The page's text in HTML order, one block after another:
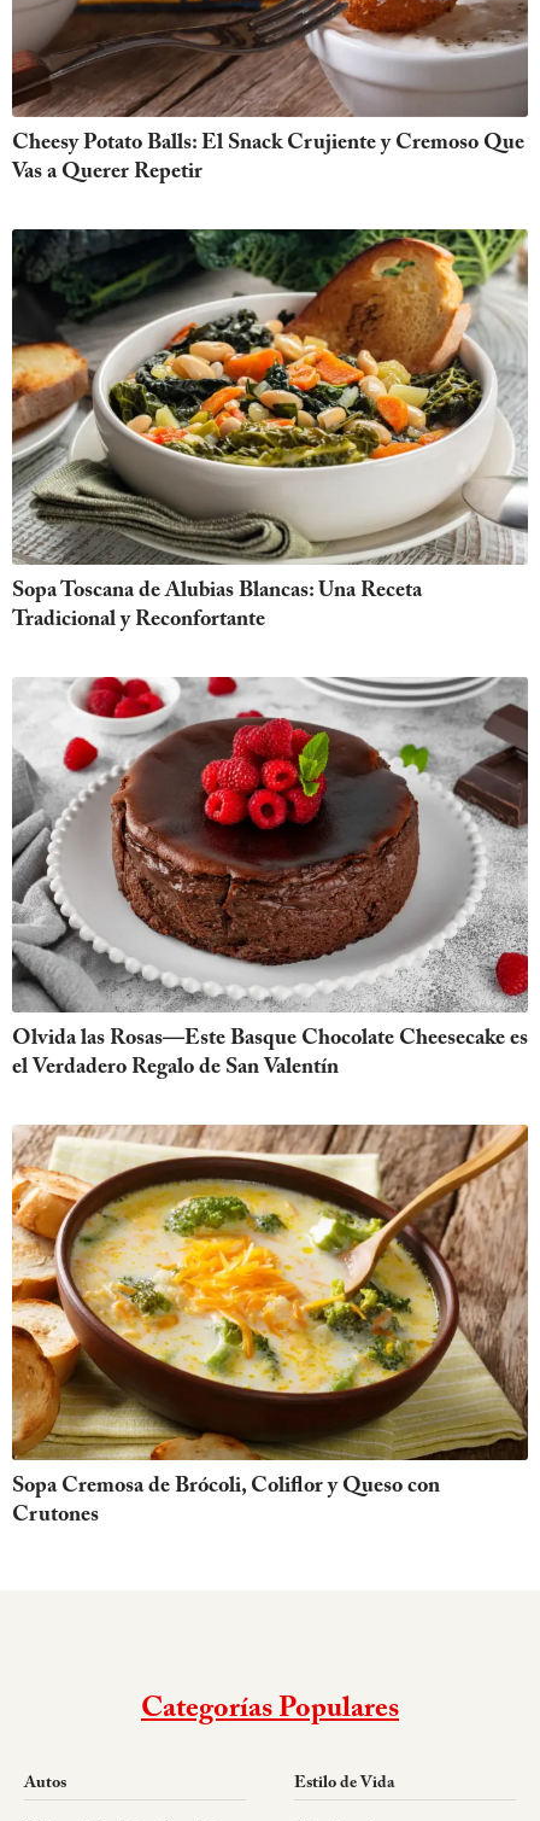
Cheesy Potato Balls: El Snack Crujiente y Cremoso Que
Vas a Querer Repetir
Sopa Toscana de Alubias Blancas: Una Receta
Tradicional y Reconfortante
Olvida las Rosas—Este Basque Chocolate Cheesecake es
el Verdadero Regalo de San Valentín
Sopa Cremosa de Brócoli, Coliflor y Queso con
Crutones
Categorías Populares
Autos Estilo de Vida